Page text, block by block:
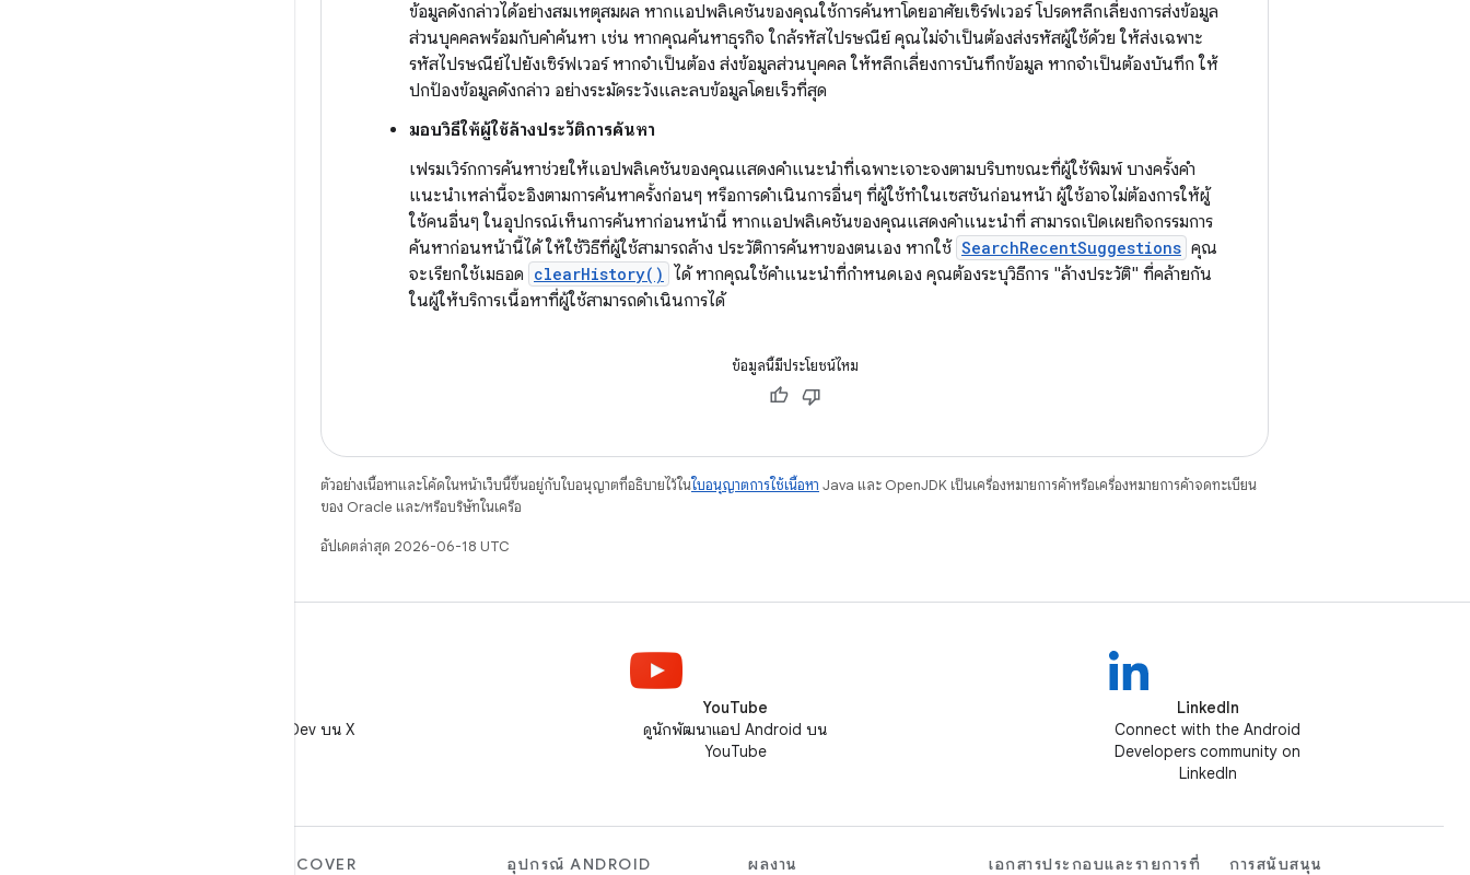
ข้อมูลดังกล่าวได้อย่างสมเหตุสมผล หากแอปพลิเคชันของคุณใช้การค้นหาโดยอาศัยเซิร์ฟเวอร์ โปรดหลีกเลี่ยงการส่งข้อมูล
ส่วนบุคคลพร้อมกับคำค้นหา เช่น หากคุณค้นหาธุรกิจ ใกล้รหัสไปรษณีย์ คุณไม่จำเป็นต้องส่งรหัสผู้ใช้ด้วย ให้ส่งเฉพาะ
รหัสไปรษณีย์ไปยังเซิร์ฟเวอร์ หากจำเป็นต้อง ส่งข้อมูลส่วนบุคคล ให้หลีกเลี่ยงการบันทึกข้อมูล หากจำเป็นต้องบันทึก ให้
ปกป้องข้อมูลดังกล่าว อย่างระมัดระวังและลบข้อมูลโดยเร็วที่สุด
มอบวิธีให้ผู้ใช้ล้างประวัติการค้นหา
เฟรมเวิร์กการค้นหาช่วยให้แอปพลิเคชันของคุณแสดงคำแนะนำที่เฉพาะเจาะจงตามบริบทขณะที่ผู้ใช้พิมพ์ บางครั้งคำ
แนะนำเหล่านี้จะอิงตามการค้นหาครั้งก่อนๆ หรือการดำเนินการอื่นๆ ที่ผู้ใช้ทำในเซสชันก่อนหน้า ผู้ใช้อาจไม่ต้องการให้ผู้
ใช้คนอื่นๆ ในอุปกรณ์เห็นการค้นหาก่อนหน้านี้ หากแอปพลิเคชันของคุณแสดงคำแนะนำที่ สามารถเปิดเผยกิจกรรมการ
ค้นหาก่อนหน้านี้ได้ ให้ใช้วิธีที่ผู้ใช้สามารถล้าง ประวัติการค้นหาของตนเอง หากใช้ SearchRecentSuggestions คุณ
จะเรียกใช้เมธอด clearHistory()
ได้ หากคุณใช้คำแนะนำที่กำหนดเอง คุณต้องระบุวิธีการ "ล้างประวัติ" ที่คล้ายกัน
ในผู้ให้บริการเนื้อหาที่ผู้ใช้สามารถดำเนินการได้
ข้อมูลนี้มีประโยชน์ไหม
ตัวอย่างเนื้อหาและโค้ดในหน้าเว็บนี้ขึ้นอยู่กับใบอนุญาตที่อธิบายไว้ในใบอนุญาตการใช้เนื้อหา Java และ OpenJDK เป็นเครื่องหมายการค้าหรือเครื่องหมายการค้าจดทะเบียน
ของ Oracle และ/หรือบริษัทในเครือ
อัปเดตล่าสุด 2026-06-18 UTC
ติดตาม @AndroidDev บน X
YouTube
ดูนักพัฒนาแอป Android บน
YouTube
LinkedIn
Connect with the Android
Developers community on
LinkedIn
DISCOVER
อุปกรณ์ ANDROID
ผลงาน
เอกสารประกอบและรายการที่
การสนับสนุน